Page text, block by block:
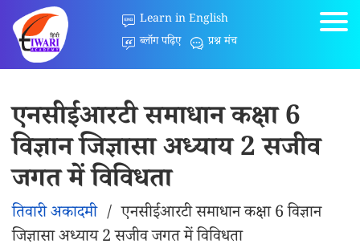
Learn in English
ब्लॉग पढ़िए
प्रश्न मंच
एनसीईआरटी समाधान कक्षा 6
विज्ञान जिज्ञासा अध्‍याय 2 सजीव
जगत में विविधता
तिवारी अकादमी/एनसीईआरटी समाधान कक्षा 6 विज्ञान
जिज्ञासा अध्‍याय 2 सजीव जगत में विविधता